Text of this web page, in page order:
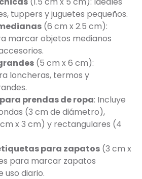
tuppers y juguetes pequeños.
(6 cm x 2.5 cm):
marcar objetos medianos
(5 cm x 6 cm):
loncheras, termos y
prendas de ropa: Incluye
(3 cm de diámetro),
x 3 cm) y rectangulares (4
para zapatos (3 cm x
para marcar zapatos
uso diario.